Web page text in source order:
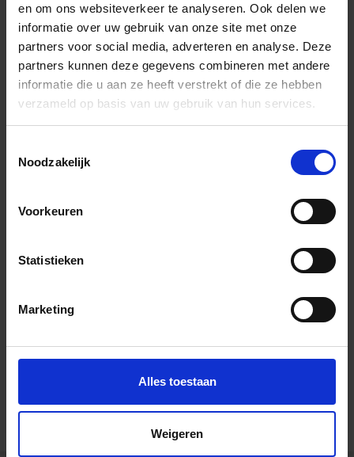
en om ons websiteverkeer te analyseren. Ook delen we
informatie over uw gebruik van onze site met onze
partners voor social media, adverteren en analyse. Deze
partners kunnen deze gegevens combineren met andere
informatie die u aan ze heeft verstrekt of die ze hebben
verzameld op basis van uw gebruik van hun services.
Noodzakelijk
Voorkeuren
Statistieken
Marketing
Alles toestaan
Weigeren
Stuk
In het winkelmandje
Onze verkoopspecialisten staan graag voor je klaar:
Productaanvraag
Andere Series van Schlüter Systems